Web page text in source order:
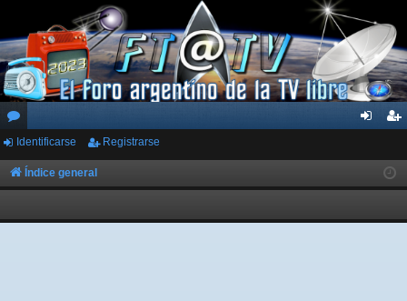
or
os
ar
ist
rs
Identificarse Registrarse
Índice general